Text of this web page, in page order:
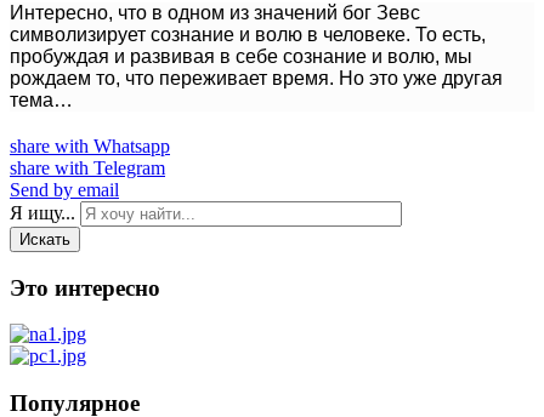
Интересно, что в одном из значений бог Зевс
символизирует сознание и волю в человеке. То есть,
пробуждая и развивая в себе сознание и волю, мы
рождаем то, что переживает время. Но это уже другая
тема…
share with Whatsapp
share with Telegram
Send by email
Я ищу...
Искать
Это интересно
Популярное